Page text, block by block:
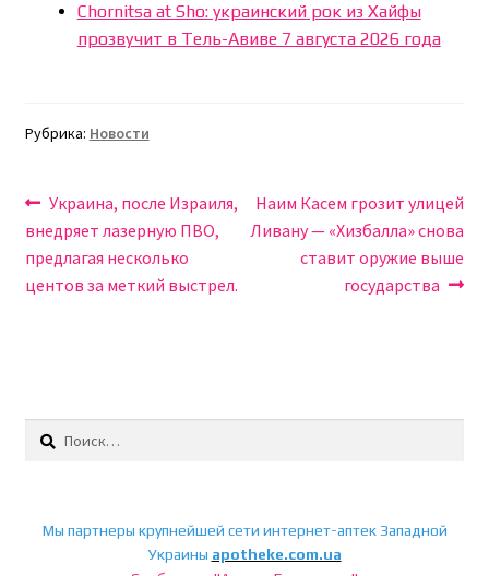
Chornitsa at Sho: украинский рок из Хайфы
прозвучит в Тель-Авиве 7 августа 2026 года
Рубрика: Новости
Навигация
по
записям
Предыдущая
запись:
Украина, после Израиля,
внедряет лазерную ПВО,
предлагая несколько
центов за меткий выстрел.
Следующая
запись:
Наим Касем грозит улицей
Ливану — «Хизбалла» снова
ставит оружие выше
государства
Найти:
Мы партнеры крупнейшей сети интернет-аптек Западной
Украины apotheke.com.ua